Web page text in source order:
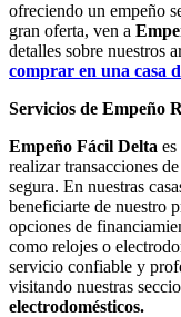
ofreciendo un empeño
gran oferta, ven a
detalles sobre nuestros
comprar en una casa
Servicios de Empeño
Empeño Fácil Delta es
realizar transacciones de
segura. En nuestras
beneficiarte de nuestro
opciones de
como relojes o
servicio confiable y
visitando nuestras
electrodomésticos.